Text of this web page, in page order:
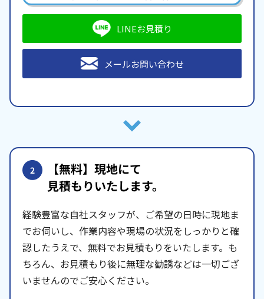
LINEお見積り
メールお問い合わせ
2 【無料】現地にて
見積もりいたします。
経験豊富な自社スタッフが、ご希望の日時に現地ま
でお伺いし、作業内容や現場の状況をしっかりと確
認したうえで、無料でお見積もりをいたします。も
ちろん、お見積もり後に無理な勧誘などは一切ござ
いませんのでご安心ください。